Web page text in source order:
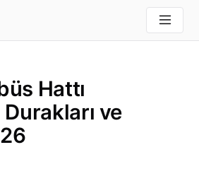
Hattı
ve